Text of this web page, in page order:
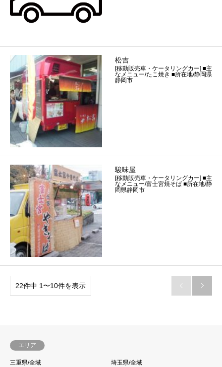
松吉
[移動販売車・ケータリングカー] ■主
なメニュー/たこ焼き ■所在地/静岡県
静岡市
駿味屋
[移動販売車・ケータリングカー] ■主
なメニュー/富士宮焼そば ■所在地/静
岡県静岡市
22件中 1〜10件を表示  
エリア
三重県/全域
埼玉県/全域